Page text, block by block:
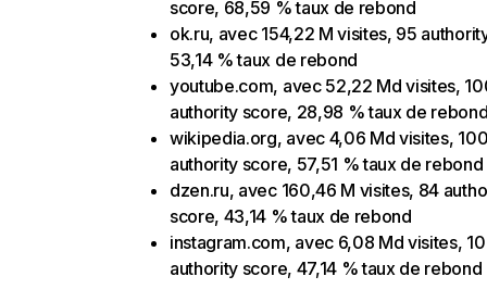
score, 68,59 % taux de rebond
ok.ru, avec 154,22 M visites, 95
53,14 % taux de rebond
youtube.com, avec 52,22 Md visites,
authority score, 28,98 % taux de
wikipedia.org, avec 4,06 Md visites,
authority score, 57,51 % taux de rebond
dzen.ru, avec 160,46 M visites, 84
score, 43,14 % taux de rebond
instagram.com, avec 6,08 Md visites,
authority score, 47,14 % taux de rebond